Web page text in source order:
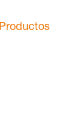
Productos